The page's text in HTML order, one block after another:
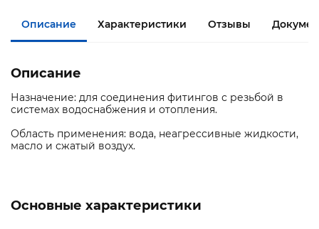
Описание Характеристики Отзывы
Описание
Назначение: для соединения фитингов с резьбой в
системах водоснабжения и отопления.
Область применения: вода, неагрессивные жидкости,
масло и сжатый воздух.
Основные характеристики